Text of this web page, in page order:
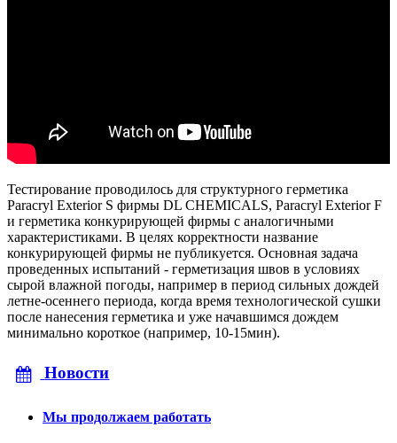
Тестирование проводилось для структурного герметика
Paracryl Exterior S фирмы DL CHEMICALS, Paracryl Exterior F
и герметика конкурирующей фирмы с аналогичными
характеристиками. В целях корректности название
конкурирующей фирмы не публикуется. Основная задача
проведенных испытаний - герметизация швов в условиях
сырой влажной погоды, например в период сильных дождей
летне-осеннего периода, когда время технологической сушки
после нанесения герметика и уже начавшимся дождем
минимально короткое (например, 10-15мин).
Новости
Мы продолжаем работать